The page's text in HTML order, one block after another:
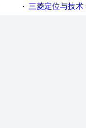
· 三菱定位与技术